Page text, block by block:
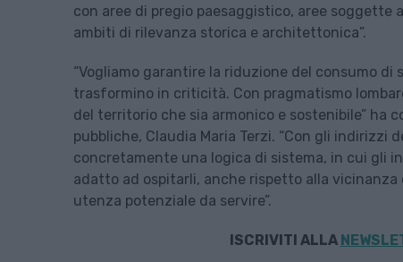
con aree di pregio paesaggistico, aree
ambiti di rilevanza storica e architettonica”.
“Vogliamo garantire la riduzione del consumo
trasformino in criticità. Con pragmatismo
del territorio che sia armonico e sostenibile” ha
pubbliche, Claudia Maria Terzi. “Con gli
concretamente una logica di sistema, in cui gli
adatto ad ospitarli, anche rispetto alla
utenza potenziale da servire”.
ISCRIVITI ALLA